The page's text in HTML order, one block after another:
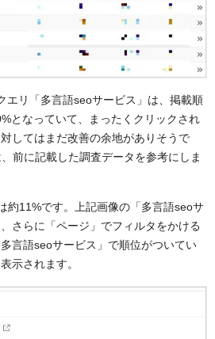
エリ「多言語seoサービス」は、掲載順
となっていて、まったくクリックされ
してはまだ改善の余地がありそうで
前に記載した調査データを参考にしま
約11%です。 上記画像の「多言語seoサ
さらに「ページ」でフィルタをかける
言語seoサービス」で順位がついてい
示されます。